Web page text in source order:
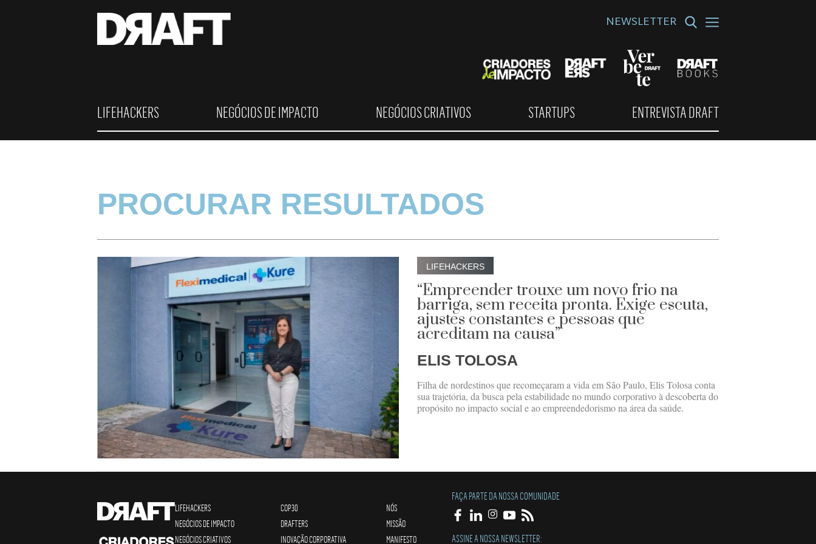
NEWSLETTER
LIFEHACKERS NEGÓCIOS DE IMPACTO NEGÓCIOS CRIATIVOS STARTUPS ENTREVISTA DRAFT
PROCURAR RESULTADOS
LIFEHACKERS
“Empreender trouxe um novo frio na
barriga, sem receita pronta. Exige escuta,
ajustes constantes e pessoas que
acreditam na causa”
ELIS TOLOSA
Filha de nordestinos que recomeçaram a vida em São Paulo, Elis Tolosa conta
sua trajetória, da busca pela estabilidade no mundo corporativo à descoberta do
propósito no impacto social e ao empreendedorismo na área da saúde.
LIFEHACKERS
NEGÓCIOS DE IMPACTO
NEGÓCIOS CRIATIVOS
COP30
DRAFTERS
INOVAÇÃO CORPORATIVA
NÓS
MISSÃO
MANIFESTO
FAÇA PARTE DA NOSSA COMUNIDADE
ASSINE A NOSSA NEWSLETTER: